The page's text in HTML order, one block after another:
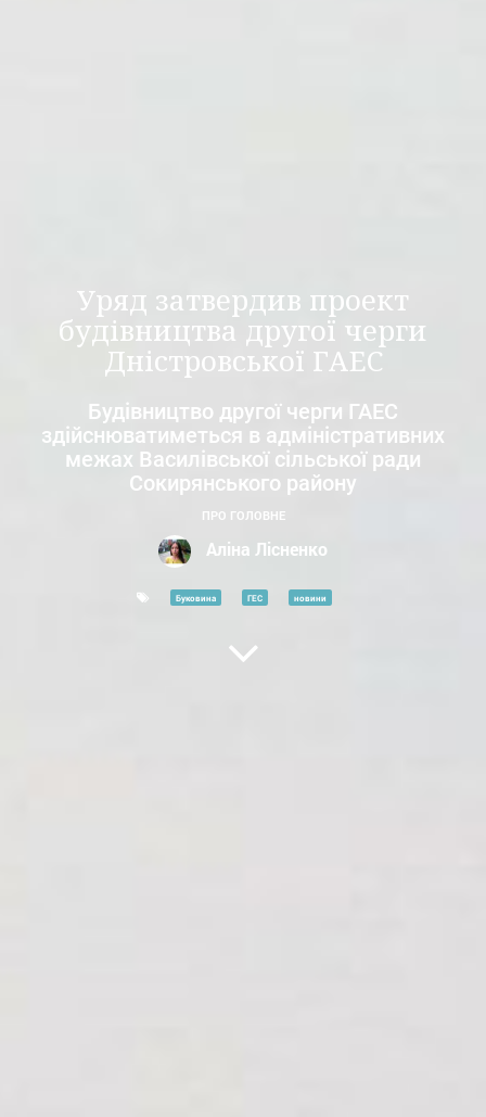
Уряд затвердив проект
будівництва другої черги
Дністровської ГАЕС
Будівництво другої черги ГАЕС
здійснюватиметься в адміністративних
межах Василівської сільської ради
Сокирянського району
ПРО ГОЛОВНЕ
Аліна Лісненко
Буковина ГЕС новини